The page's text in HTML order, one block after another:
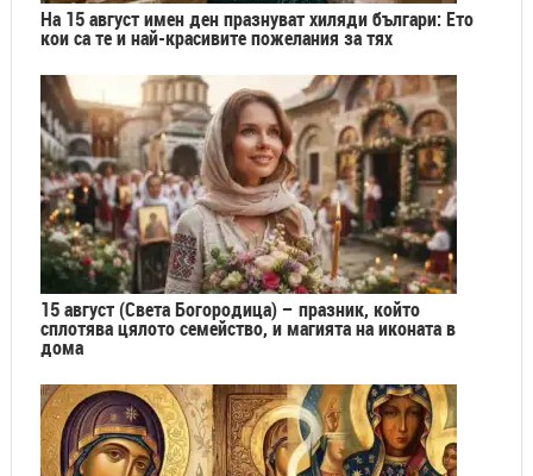
На 15 август имен ден празнуват хиляди българи: Ето
кои са те и най-красивите пожелания за тях
15 август (Света Богородица) – празник, който
сплотява цялото семейство, и магията на иконата в
дома